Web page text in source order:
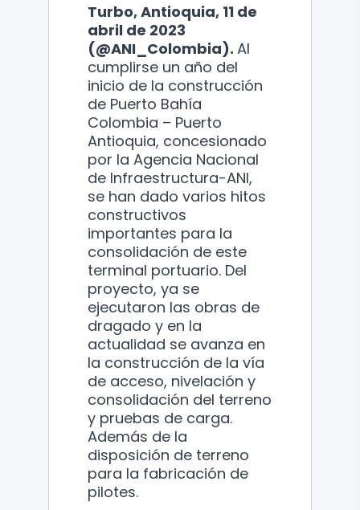
Turbo, Antioquia, 11 de
abril de 2023
(@ANI_Colombia). Al
cumplirse un año del
inicio de la construcción
de Puerto Bahía
Colombia – Puerto
Antioquia, concesionado
por la Agencia Nacional
de Infraestructura-ANI,
se han dado varios hitos
constructivos
importantes para la
consolidación de este
terminal portuario. Del
proyecto, ya se
ejecutaron las obras de
dragado y en la
actualidad se avanza en
la construcción de la vía
de acceso, nivelación y
consolidación del terreno
y pruebas de carga.
Además de la
disposición de terreno
para la fabricación de
pilotes.